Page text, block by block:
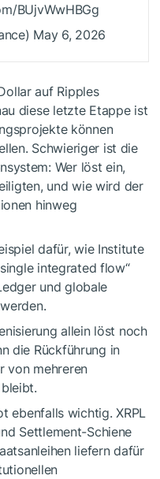
BUjvWwHBGg
May 6, 2026
auf Ripples
diese letzte Etappe ist
können
Schwieriger ist die
Wer löst ein,
und wie wird der
hinweg
dafür, wie Institute
integrated flow“
und globale
allein löst noch
die Rückführung in
von mehreren
ebenfalls wichtig. XRPL
Settlement-Schiene
liefern dafür